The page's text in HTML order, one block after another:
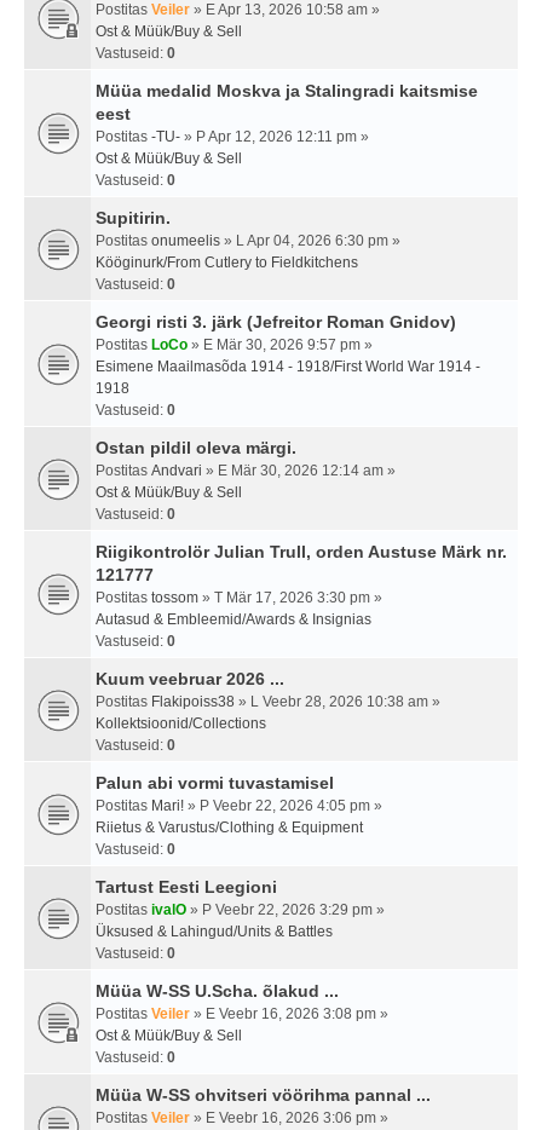
Postitas Veiler » E Apr 13, 2026 10:58 am »
Ost & Müük/Buy & Sell
Vastuseid: 0
Müüa medalid Moskva ja Stalingradi kaitsmise
eest
Postitas -TU- » P Apr 12, 2026 12:11 pm »
Ost & Müük/Buy & Sell
Vastuseid: 0
Supitirin.
Postitas onumeelis » L Apr 04, 2026 6:30 pm »
Kööginurk/From Cutlery to Fieldkitchens
Vastuseid: 0
Georgi risti 3. järk (Jefreitor Roman Gnidov)
Postitas LoCo » E Mär 30, 2026 9:57 pm »
Esimene Maailmasõda 1914 - 1918/First World War 1914 -
1918
Vastuseid: 0
Ostan pildil oleva märgi.
Postitas Andvari » E Mär 30, 2026 12:14 am »
Ost & Müük/Buy & Sell
Vastuseid: 0
Riigikontrolör Julian Trull, orden Austuse Märk nr.
121777
Postitas tossom » T Mär 17, 2026 3:30 pm »
Autasud & Embleemid/Awards & Insignias
Vastuseid: 0
Kuum veebruar 2026 ...
Postitas Flakipoiss38 » L Veebr 28, 2026 10:38 am »
Kollektsioonid/Collections
Vastuseid: 0
Palun abi vormi tuvastamisel
Postitas Mari! » P Veebr 22, 2026 4:05 pm »
Riietus & Varustus/Clothing & Equipment
Vastuseid: 0
Tartust Eesti Leegioni
Postitas ivalO » P Veebr 22, 2026 3:29 pm »
Üksused & Lahingud/Units & Battles
Vastuseid: 0
Müüa W-SS U.Scha. õlakud ...
Postitas Veiler » E Veebr 16, 2026 3:08 pm »
Ost & Müük/Buy & Sell
Vastuseid: 0
Müüa W-SS ohvitseri vöörihma pannal ...
Postitas Veiler » E Veebr 16, 2026 3:06 pm »